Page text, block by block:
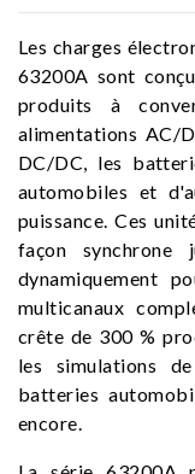
Les charges
63200A sont
produits à
alimentations AC/
DC/DC, les
automobiles et
puissance. Ces
façon synchrone
dynamiquement
multicanaux
crête de 300 %
les simulations
batteries
encore.